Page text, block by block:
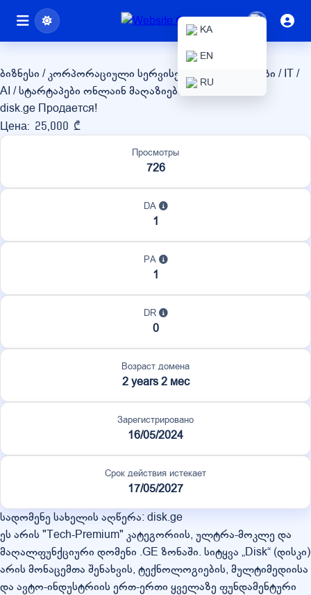
KA
EN
RU
disk.ge
ბიზნესი / კორპორაციული სერვისებიტექნოლოგიები / IT /
AI / სტარტაპები ონლაინ მაღაზიები / eCommerce
disk.ge Продается!
Цена: 25,000 ₾
Просмотры
726
DA
1
PA
1
DR
0
Возраст домена
2 years 2 мес
Зарегистрировано
16/05/2024
Срок действия истекает
17/05/2027
სადომენე სახელის აღწერა: disk.ge
ეს არის "Tech-Premium" კატეგორიის, ულტრა-მოკლე და
მაღალფუნქციური დომენი .GE ზონაში. სიტყვა „Disk“ (დისკი)
არის მონაცემთა შენახვის, ტექნოლოგიების, მულტიმედიისა
და ავტო-ინდუსტრიის ერთ-ერთი ყველაზე ფუნდამენტური